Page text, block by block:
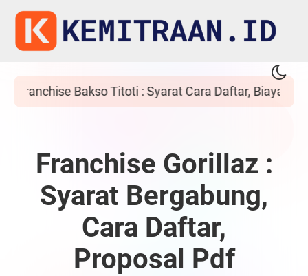
dan Proposal Franchise Ayam
Franchise Gorillaz :
Syarat Bergabung,
Cara Daftar,
Proposal Pdf